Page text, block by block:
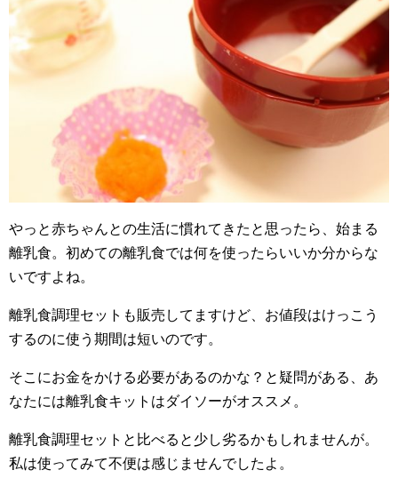
やっと赤ちゃんとの生活に慣れてきたと思ったら、始まる
離乳食。初めての離乳食では何を使ったらいいか分からな
いですよね。
離乳食調理セットも販売してますけど、お値段はけっこう
するのに使う期間は短いのです。
そこにお金をかける必要があるのかな？と疑問がある、あ
なたには離乳食キットはダイソーがオススメ。
離乳食調理セットと比べると少し劣るかもしれませんが。
私は使ってみて不便は感じませんでしたよ。